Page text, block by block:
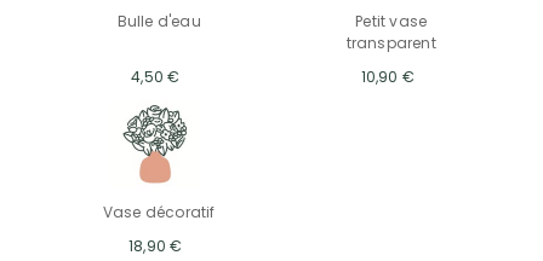
Bulle d'eau
4,50 €
Petit vase
transparent
10,90 €
Vase décoratif
18,90 €